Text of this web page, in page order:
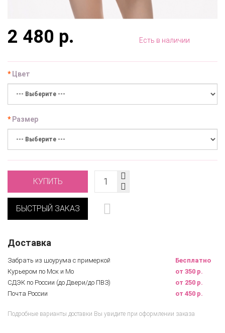
2 480 р. Есть в наличии
Цвет
Размер
КУПИТЬ
БЫСТРЫЙ ЗАКАЗ
Доставка
Забрать из шоурума с примеркой
Бесплатно
Курьером по Мск и Мо
от 350 р.
СДЭК по России (до Двери/до ПВЗ)
от 250 р.
Почта России
от 450 р.
Подробные варианты доставки Вы увидите при оформлении заказа